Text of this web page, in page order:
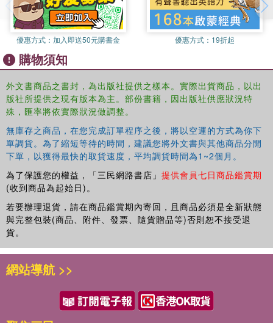
優惠方式： 加入即送50元購書金 優惠方式： 19折起
購物須知
外文書商品之書封，為出版社提供之樣本。實際出貨商品，以出
版社所提供之現有版本為主。部份書籍，因出版社供應狀況特
殊，匯率將依實際狀況做調整。
無庫存之商品，在您完成訂單程序之後，將以空運的方式為你下
單調貨。為了縮短等待的時間，建議您將外文書與其他商品分開
下單，以獲得最快的取貨速度，平均調貨時間為1~2個月。
為了保護您的權益，「三民網路書店」 提供會員七日商品鑑賞期
(收到商品為起始日)。
若要辦理退貨，請在商品鑑賞期內寄回，且商品必須是全新狀態
與完整包裝(商品、附件、發票、隨貨贈品等)否則恕不接受退
貨。
網站導航 >>